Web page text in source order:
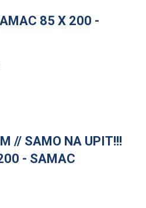
85 X 200 -
// SAMO NA UPIT!!!
- SAMAC